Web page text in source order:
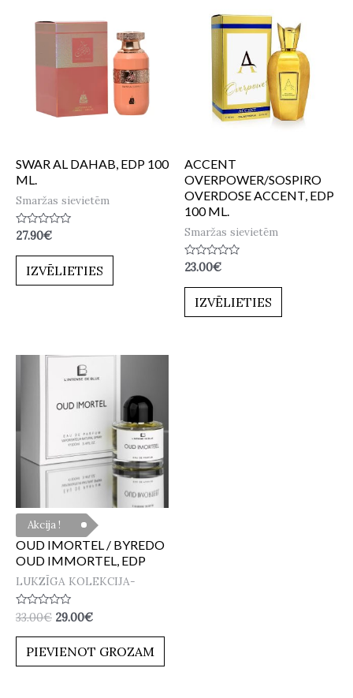
SWAR AL DAHAB, EDP 100
ML.
Smaržas sievietēm
Novērtēts
0
27.90€
IZVĒLIETIES
ACCENT
OVERPOWER/SOSPIRO
OVERDOSE ACCENT, EDP
100 ML.
Smaržas sievietēm
Novērtēts
0
23.00€
IZVĒLIETIES
Akcija !
OUD IMORTEL / BYREDO
OUD IMMORTEL, EDP
LUKZĪGA KOLEKCIJA-
Novērtēts
ar
0
33.00€ 29.00€
PIEVIENOT GROZAM